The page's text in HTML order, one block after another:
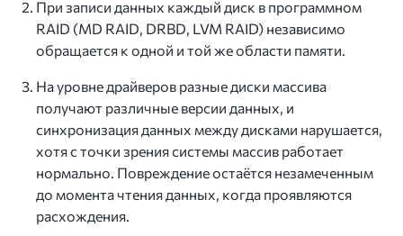
При записи данных каждый диск в программном
RAID (MD RAID, DRBD, LVM RAID) независимо
обращается к одной и той же области памяти.
На уровне драйверов разные диски массива
получают различные версии данных, и
синхронизация данных между дисками нарушается,
хотя с точки зрения системы массив работает
нормально. Повреждение остаётся незамеченным
до момента чтения данных, когда проявляются
расхождения.